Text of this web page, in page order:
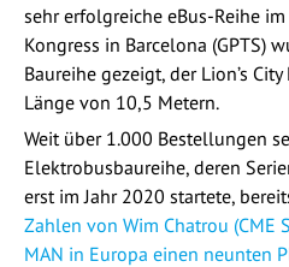
sehr erfolgreiche eBus-Reihe
Kongress in Barcelona (GPTS)
Baureihe gezeigt, der Lion’s
Länge von 10,5 Metern.
Weit über 1.000 Bestellungen
Elektrobusbaureihe, deren
erst im Jahr 2020 startete,
Zahlen von Wim Chatrou (CME
MAN in Europa einen neunten